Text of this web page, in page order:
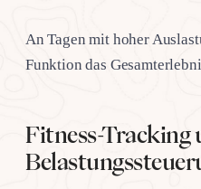
An Tagen mit hoher
Funktion das
Fitness-Tracking